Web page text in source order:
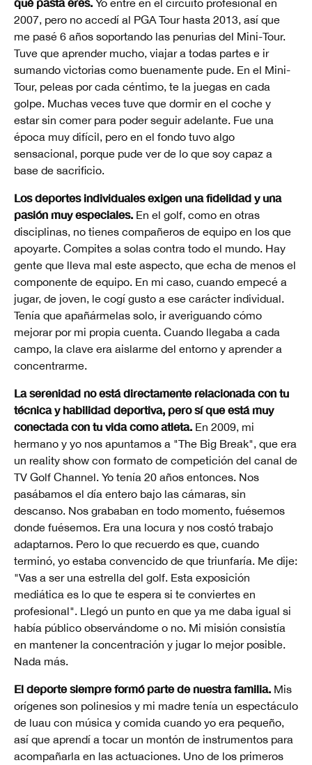
Yo entré en el circuito profesional en
2007, pero no accedí al PGA Tour hasta 2013, así que
me pasé 6 años soportando las penurias del Mini-Tour.
Tuve que aprender mucho, viajar a todas partes e ir
sumando victorias como buenamente pude. En el Mini-
Tour, peleas por cada céntimo, te la juegas en cada
golpe. Muchas veces tuve que dormir en el coche y
estar sin comer para poder seguir adelante. Fue una
época muy difícil, pero en el fondo tuvo algo
sensacional, porque pude ver de lo que soy capaz a
base de sacrificio.
Los deportes individuales exigen una fidelidad y una
pasión muy especiales. En el golf, como en otras
disciplinas, no tienes compañeros de equipo en los que
apoyarte. Compites a solas contra todo el mundo. Hay
gente que lleva mal este aspecto, que echa de menos el
componente de equipo. En mi caso, cuando empecé a
jugar, de joven, le cogí gusto a ese carácter individual.
Tenía que apañármelas solo, ir averiguando cómo
mejorar por mi propia cuenta. Cuando llegaba a cada
campo, la clave era aislarme del entorno y aprender a
concentrarme.
La serenidad no está directamente relacionada con tu
técnica y habilidad deportiva, pero sí que está muy
conectada con tu vida como atleta. En 2009, mi
hermano y yo nos apuntamos a "The Big Break", que era
un reality show con formato de competición del canal de
TV Golf Channel. Yo tenía 20 años entonces. Nos
pasábamos el día entero bajo las cámaras, sin
descanso. Nos grababan en todo momento, fuésemos
donde fuésemos. Era una locura y nos costó trabajo
adaptarnos. Pero lo que recuerdo es que, cuando
terminó, yo estaba convencido de que triunfaría. Me dije:
"Vas a ser una estrella del golf. Esta exposición
mediática es lo que te espera si te conviertes en
profesional". Llegó un punto en que ya me daba igual si
había público observándome o no. Mi misión consistía
en mantener la concentración y jugar lo mejor posible.
Nada más.
El deporte siempre formó parte de nuestra familia. Mis
orígenes son polinesios y mi madre tenía un espectáculo
de luau con música y comida cuando yo era pequeño,
así que aprendí a tocar un montón de instrumentos para
acompañarla en las actuaciones. Uno de los primeros